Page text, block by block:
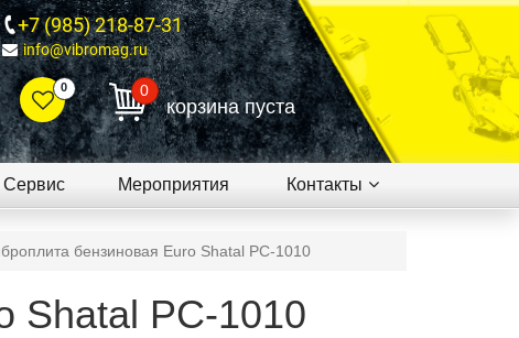
+7 (985) 218-87-31
info@vibromag.ru
0 0
корзина пуста
Сервис Мероприятия Контакты
бензиновая Euro Shatal PC-1010
Shatal PC-1010